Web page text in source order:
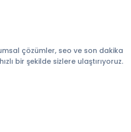
çözümler, seo ve son dakika
bir şekilde sizlere ulaştırıyoruz.